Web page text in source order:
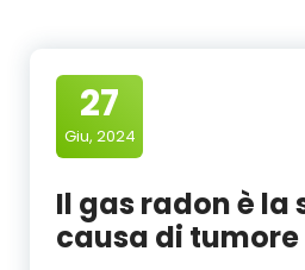
27
Giu, 2024
Il gas radon è la
causa di